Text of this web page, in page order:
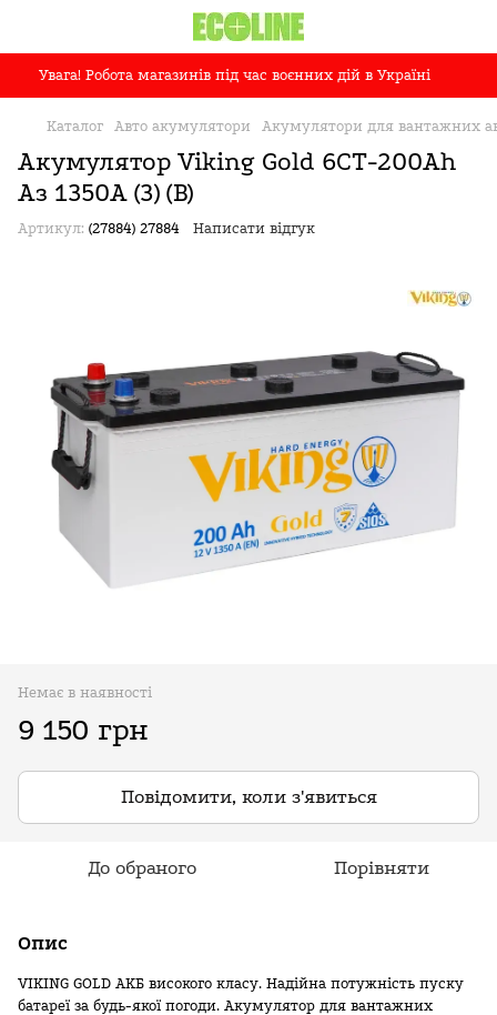
Увага! Робота магазинів під час воєнних дій в Україні
Каталог Авто акумулятори Акумулятори для вантажних
Акумулятор Viking Gold 6СТ-200Ah
Аз 1350A (3) (B)
Артикул: (27884) 27884 Написати відгук
Немає в наявності
9 150 грн
Повідомити, коли з'явиться
До обраного Порівняти
Опис
VIKING GOLD АКБ високого класу. Надійна потужність пуску
батареї за будь-якої погоди. Акумулятор для вантажних